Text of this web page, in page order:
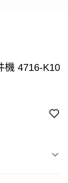
機 4716-K10